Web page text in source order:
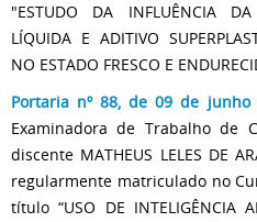
"ESTUDO DA INFLUÊNCIA
LÍQUIDA E ADITIVO
NO ESTADO FRESCO E
Portaria nº 88, de 09 de junho
Examinadora de Trabalho de
discente MATHEUS LELES DE
regularmente matriculado no
título “USO DE INTELIGÊNCIA